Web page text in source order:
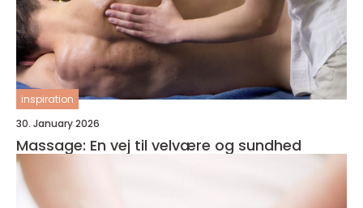
inspiration
30. January 2026
Massage: En vej til velvære og sundhed